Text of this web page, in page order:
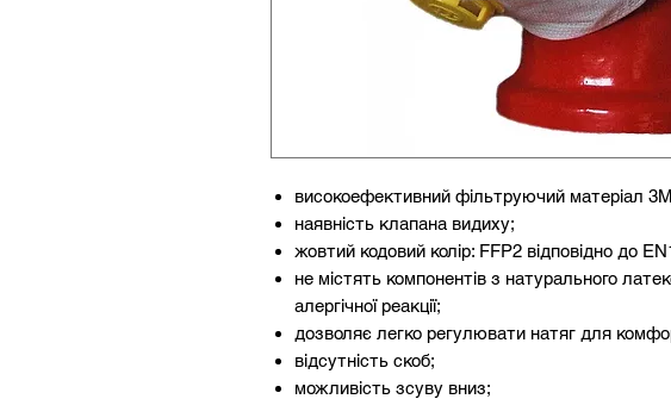
високоефективний фільтруючий матеріал
наявність клапана видиху;
жовтий кодовий колір: FFP2 відповідно до
не містять компонентів з натурального
алергічної реакції;
дозволяє легко регулювати натяг для
відсутність скоб;
можливість зсуву вниз;